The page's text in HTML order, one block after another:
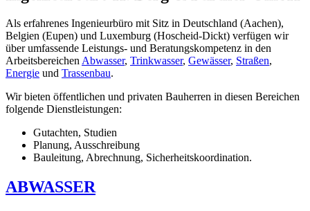
Als erfahrenes Ingenieurbüro mit Sitz in Deutschland (Aachen),
Belgien (Eupen) und Luxemburg (Hoscheid-Dickt) verfügen wir
über umfassende Leistungs- und Beratungskompetenz in den
ArbeitsbereichenAbwasser, Trinkwasser, Gewässer, Straßen,
Energie und Trassenbau.
Wir bieten öffentlichen und privaten Bauherren in diesen Bereichen
folgende Dienstleistungen:
Gutachten, Studien
Planung, Ausschreibung
Bauleitung, Abrechnung, Sicherheitskoordination.
ABWASSER